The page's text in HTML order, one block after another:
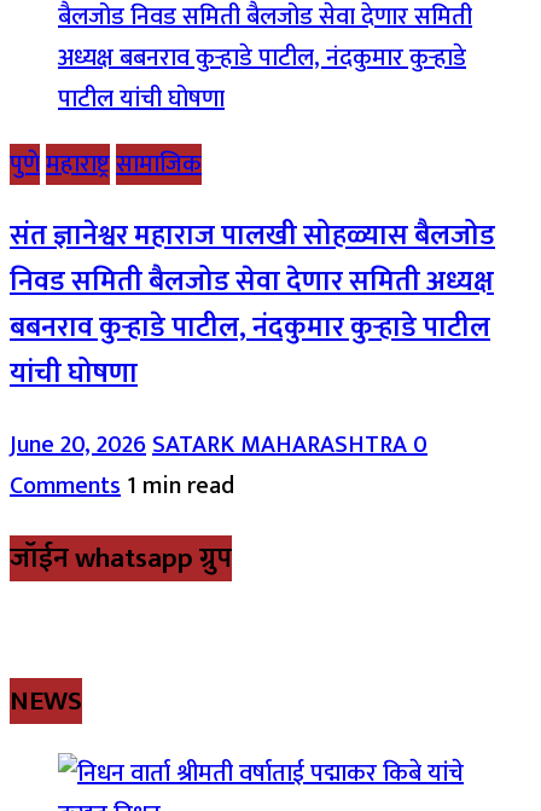
पुणेमहाराष्ट्रसामाजिक
संत ज्ञानेश्वर महाराज पालखी सोहळ्यास बैलजोड
निवड समिती बैलजोड सेवा देणार समिती अध्यक्ष
बबनराव कुऱ्हाडे पाटील, नंदकुमार कुऱ्हाडे पाटील
यांची घोषणा
June 20, 2026SATARK MAHARASHTRA0
Comments1 min read
जॉईन whatsapp ग्रुप
NEWS